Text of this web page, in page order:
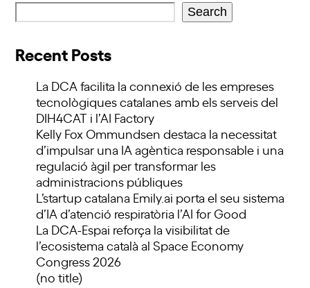
Search
Recent Posts
La DCA facilita la connexió de les empreses
tecnològiques catalanes amb els serveis del
DIH4CAT i l’AI Factory
Kelly Fox Ommundsen destaca la necessitat
d’impulsar una IA agèntica responsable i una
regulació àgil per transformar les
administracions públiques
L’startup catalana Emily.ai porta el seu sistema
d’IA d’atenció respiratòria l’AI for Good
La DCA-Espai reforça la visibilitat de
l’ecosistema català al Space Economy
Congress 2026
(no title)